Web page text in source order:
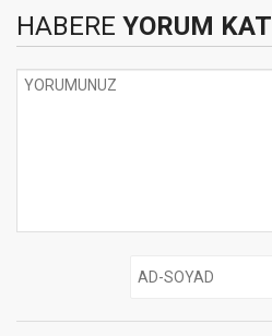
HABERE YORUM KAT